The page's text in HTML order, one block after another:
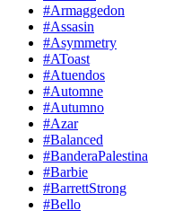
#Armaggedon
#Assasin
#Asymmetry
#AToast
#Atuendos
#Automne
#Autumno
#Azar
#Balanced
#BanderaPalestina
#Barbie
#BarrettStrong
#Bello